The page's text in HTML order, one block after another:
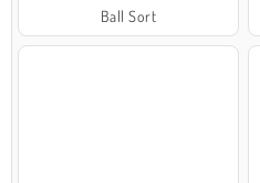
Ball Sort